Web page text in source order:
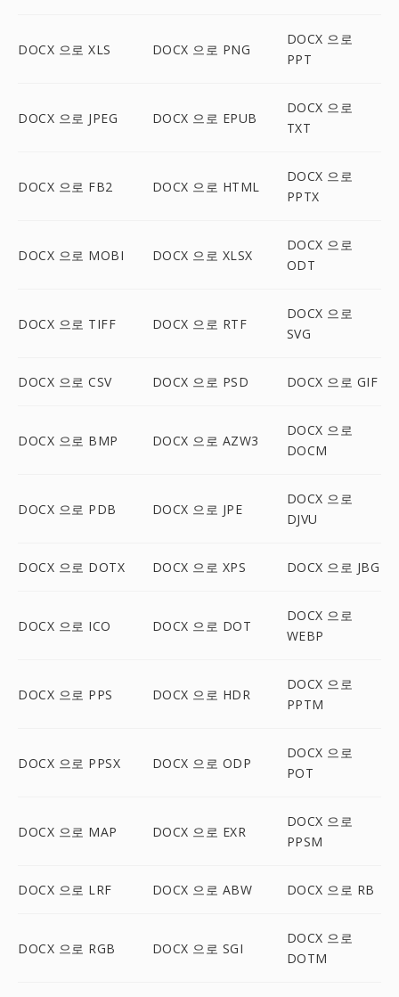
DOCX 으로 XLS DOCX 으로 PNG
DOCX 으로
PPT
DOCX 으로 JPEG DOCX 으로 EPUB
DOCX 으로
TXT
DOCX 으로 FB2 DOCX 으로 HTML
DOCX 으로
PPTX
DOCX 으로 MOBI DOCX 으로 XLSX
DOCX 으로
ODT
DOCX 으로 TIFF DOCX 으로 RTF
DOCX 으로
SVG
DOCX 으로 CSV DOCX 으로 PSD DOCX 으로 GIF
DOCX 으로 BMP DOCX 으로 AZW3
DOCX 으로
DOCM
DOCX 으로 PDB DOCX 으로 JPE
DOCX 으로
DJVU
DOCX 으로 DOTX DOCX 으로 XPS DOCX 으로 JBG
DOCX 으로 ICO DOCX 으로 DOT
DOCX 으로
WEBP
DOCX 으로 PPS DOCX 으로 HDR
DOCX 으로
PPTM
DOCX 으로 PPSX DOCX 으로 ODP
DOCX 으로
POT
DOCX 으로 MAP DOCX 으로 EXR
DOCX 으로
PPSM
DOCX 으로 LRF DOCX 으로 ABW DOCX 으로 RB
DOCX 으로 RGB DOCX 으로 SGI
DOCX 으로
DOTM